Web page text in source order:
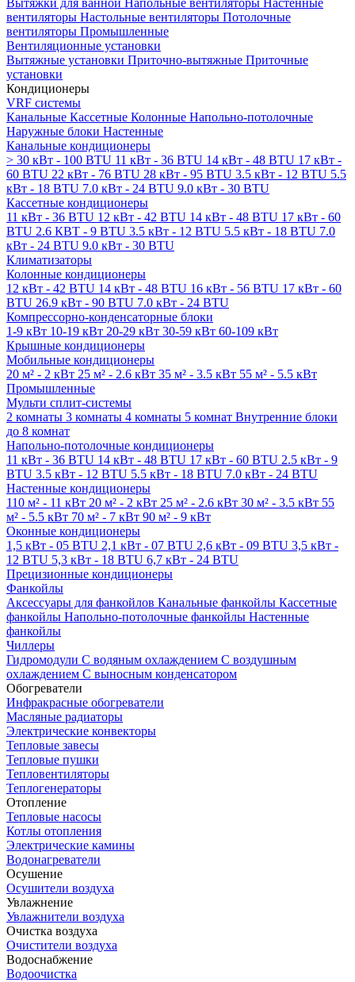
Вытяжки для ванной Напольные вентиляторы Настенные
вентиляторы Настольные вентиляторы Потолочные
вентиляторы Промышленные
Вентиляционные установки
Вытяжные установки Приточно-вытяжные Приточные
установки
Кондиционеры
VRF системы
Канальные Кассетные Колонные Напольно-потолочные
Наружные блоки Настенные
Канальные кондиционеры
> 30 кВт - 100 BTU 11 кВт - 36 BTU 14 кВт - 48 BTU 17 кВт -
60 BTU 22 кВт - 76 BTU 28 кВт - 95 BTU 3.5 кВт - 12 BTU 5.5
кВт - 18 BTU 7.0 кВт - 24 BTU 9.0 кВт - 30 BTU
Кассетные кондиционеры
11 кВт - 36 BTU 12 кВт - 42 BTU 14 кВт - 48 BTU 17 кВт - 60
BTU 2.6 КВТ - 9 BTU 3.5 кВт - 12 BTU 5.5 кВт - 18 BTU 7.0
кВт - 24 BTU 9.0 кВт - 30 BTU
Климатизаторы
Колонные кондиционеры
12 кВт - 42 BTU 14 кВт - 48 BTU 16 кВт - 56 BTU 17 кВт - 60
BTU 26.9 кВт - 90 BTU 7.0 кВт - 24 BTU
Компрессорно-конденсаторные блоки
1-9 кВт 10-19 кВт 20-29 кВт 30-59 кВт 60-109 кВт
Крышные кондиционеры
Мобильные кондиционеры
20 м² - 2 кВт 25 м² - 2.6 кВт 35 м² - 3.5 кВт 55 м² - 5.5 кВт
Промышленные
Мульти сплит-системы
2 комнаты 3 комнаты 4 комнаты 5 комнат Внутренние блоки
до 8 комнат
Напольно-потолочные кондиционеры
11 кВт - 36 BTU 14 кВт - 48 BTU 17 кВт - 60 BTU 2.5 кВт - 9
BTU 3.5 кВт - 12 BTU 5.5 кВт - 18 BTU 7.0 кВт - 24 BTU
Настенные кондиционеры
110 м² - 11 кВт 20 м² - 2 кВт 25 м² - 2.6 кВт 30 м² - 3.5 кВт 55
м² - 5.5 кВт 70 м² - 7 кВт 90 м² - 9 кВт
Оконные кондиционеры
1,5 кВт - 05 BTU 2,1 кВт - 07 BTU 2,6 кВт - 09 BTU 3,5 кВт -
12 BTU 5,3 кВт - 18 BTU 6,7 кВт - 24 BTU
Прецизионные кондиционеры
Фанкойлы
Аксессуары для фанкойлов Канальные фанкойлы Кассетные
фанкойлы Напольно-потолочные фанкойлы Настенные
фанкойлы
Чиллеры
Гидромодули С водяным охлаждением С воздушным
охлаждением С выносным конденсатором
Обогреватели
Инфракрасные обогреватели
Масляные радиаторы
Электрические конвекторы
Тепловые завесы
Тепловые пушки
Тепловентиляторы
Теплогенераторы
Отопление
Тепловые насосы
Котлы отопления
Электрические камины
Водонагреватели
Осушение
Осушители воздуха
Увлажнение
Увлажнители воздуха
Очистка воздуха
Очистители воздуха
Водоснабжение
Водоочистка